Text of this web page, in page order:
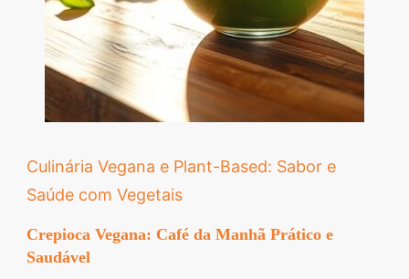
Culinária Vegana e Plant-Based: Sabor e
Saúde com Vegetais
Crepioca Vegana: Café da Manhã Prático e
Saudável